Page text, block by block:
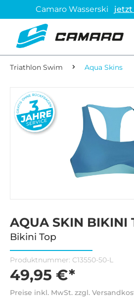
Camaro Wasserski jetzt
Triathlon Swim Aqua Skins
AQUA SKIN BIKINI
Bikini Top
Produktnummer: C13550-50-L
49,95 €*
Preise inkl. MwSt. zzgl.